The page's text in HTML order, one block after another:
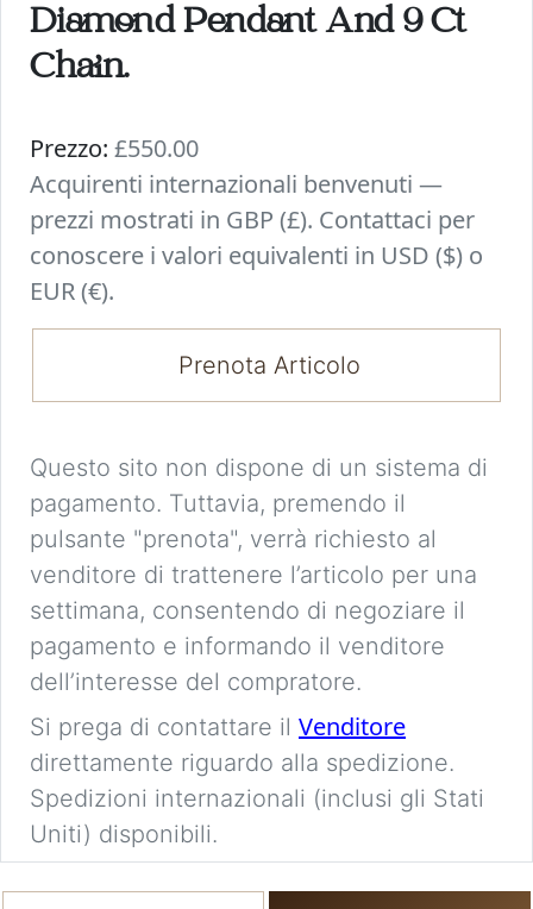
Diamond Pendant And 9 Ct
Chain.
Prezzo: £550.00
Acquirenti internazionali benvenuti —
prezzi mostrati in GBP (£). Contattaci per
conoscere i valori equivalenti in USD ($) o
EUR (€).
Prenota Articolo
Questo sito non dispone di un sistema di
pagamento. Tuttavia, premendo il
pulsante "prenota", verrà richiesto al
venditore di trattenere l’articolo per una
settimana, consentendo di negoziare il
pagamento e informando il venditore
dell’interesse del compratore.
Si prega di contattare il Venditore
direttamente riguardo alla spedizione.
Spedizioni internazionali (inclusi gli Stati
Uniti) disponibili.